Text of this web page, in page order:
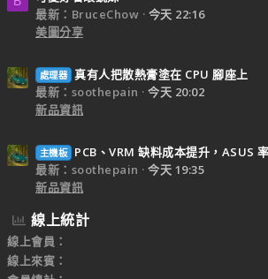
最新：BruceChow
今天 22:16
美圖分享
處理器 真有人把散熱膏塗在 CPU 腳座上
最新：soothepain
今天 20:02
新品資訊
主機板
PCB、VRM 缺料成本提升，ASUS
最新：soothepain
今天 19:35
新品資訊
線上統計
線上會員
線上來賓